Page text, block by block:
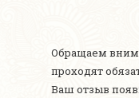
Обращаем
проходят
Ваш отзыв